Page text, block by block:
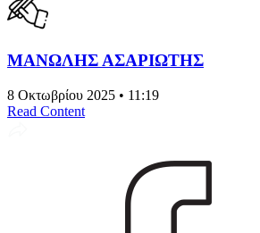
ΜΑΝΩΛΗΣ ΑΣΑΡΙΩΤΗΣ
8 Οκτωβρίου 2025 • 11:19
Read Content